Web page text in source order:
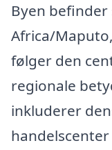
Byen
Africa/
følger den
regionale
inkluderer